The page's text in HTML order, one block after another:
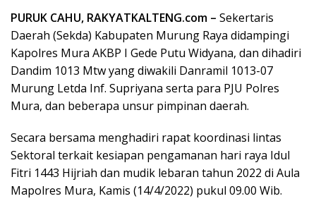
PURUK CAHU, RAKYATKALTENG.com – Sekertaris
Daerah (Sekda) Kabupaten Murung Raya didampingi
Kapolres Mura AKBP I Gede Putu Widyana, dan dihadiri
Dandim 1013 Mtw yang diwakili Danramil 1013-07
Murung Letda Inf. Supriyana serta para PJU Polres
Mura, dan beberapa unsur pimpinan daerah.
Secara bersama menghadiri rapat koordinasi lintas
Sektoral terkait kesiapan pengamanan hari raya Idul
Fitri 1443 Hijriah dan mudik lebaran tahun 2022 di Aula
Mapolres Mura, Kamis (14/4/2022) pukul 09.00 Wib.